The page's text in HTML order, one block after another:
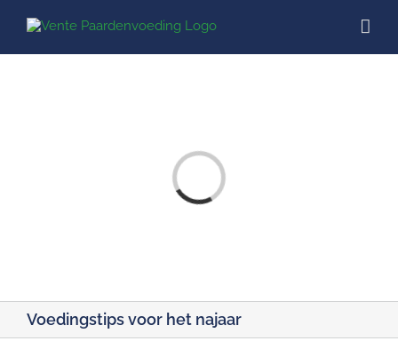
F
A
Q
it
e
m
s
aa
n
h
e
t
l a
d
e
n
...
Voedingstips voor het najaar